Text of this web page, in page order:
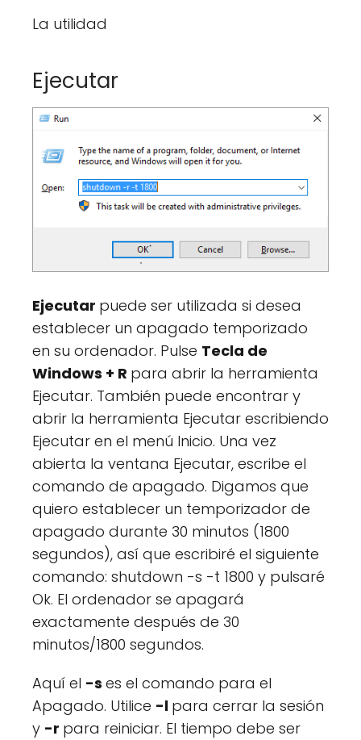
La utilidad
Ejecutar
Ejecutar puede ser utilizada si desea
establecer un apagado temporizado
en su ordenador. Pulse Tecla de
Windows + R para abrir la herramienta
Ejecutar. También puede encontrar y
abrir la herramienta Ejecutar escribiendo
Ejecutar en el menú Inicio. Una vez
abierta la ventana Ejecutar, escribe el
comando de apagado. Digamos que
quiero establecer un temporizador de
apagado durante 30 minutos (1800
segundos), así que escribiré el siguiente
comando: shutdown -s -t 1800 y pulsaré
Ok. El ordenador se apagará
exactamente después de 30
minutos/1800 segundos.
Aquí el -s es el comando para el
Apagado. Utilice -l para cerrar la sesión
y -r para reiniciar. El tiempo debe ser